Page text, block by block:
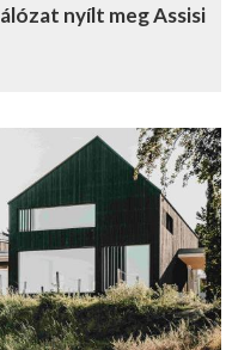
nyílt meg Assisi